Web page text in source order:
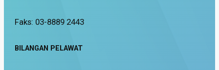
Faks: 03-8889 2443
BILANGAN PELAWAT